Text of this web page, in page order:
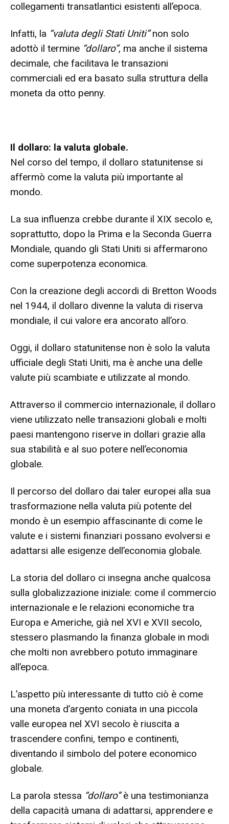
collegamenti transatlantici esistenti all’epoca.
Infatti, la “valuta degli Stati Uniti”non solo
adottò il termine “dollaro”, ma anche il sistema
decimale, che facilitava le transazioni
commerciali ed era basato sulla struttura della
moneta da otto penny.
Il dollaro: la valuta globale.
Nel corso del tempo, il dollaro statunitense si
affermò come la valuta più importante al
mondo.
La sua influenza crebbe durante il XIX secolo e,
soprattutto, dopo la Prima e la Seconda Guerra
Mondiale, quando gli Stati Uniti si affermarono
come superpotenza economica.
Con la creazione degli accordi di Bretton Woods
nel 1944, il dollaro divenne la valuta di riserva
mondiale, il cui valore era ancorato all’oro.
Oggi, il dollaro statunitense non è solo la valuta
ufficiale degli Stati Uniti, ma è anche una delle
valute più scambiate e utilizzate al mondo.
Attraverso il commercio internazionale, il dollaro
viene utilizzato nelle transazioni globali e molti
paesi mantengono riserve in dollari grazie alla
sua stabilità e al suo potere nell’economia
globale.
Il percorso del dollaro dai taler europei alla sua
trasformazione nella valuta più potente del
mondo è un esempio affascinante di come le
valute e i sistemi finanziari possano evolversi e
adattarsi alle esigenze dell’economia globale.
La storia del dollaro ci insegna anche qualcosa
sulla globalizzazione iniziale: come il commercio
internazionale e le relazioni economiche tra
Europa e Americhe, già nel XVI e XVII secolo,
stessero plasmando la finanza globale in modi
che molti non avrebbero potuto immaginare
all’epoca.
L’aspetto più interessante di tutto ciò è come
una moneta d’argento coniata in una piccola
valle europea nel XVI secolo è riuscita a
trascendere confini, tempo e continenti,
diventando il simbolo del potere economico
globale.
La parola stessa “dollaro”è una testimonianza
della capacità umana di adattarsi, apprendere e